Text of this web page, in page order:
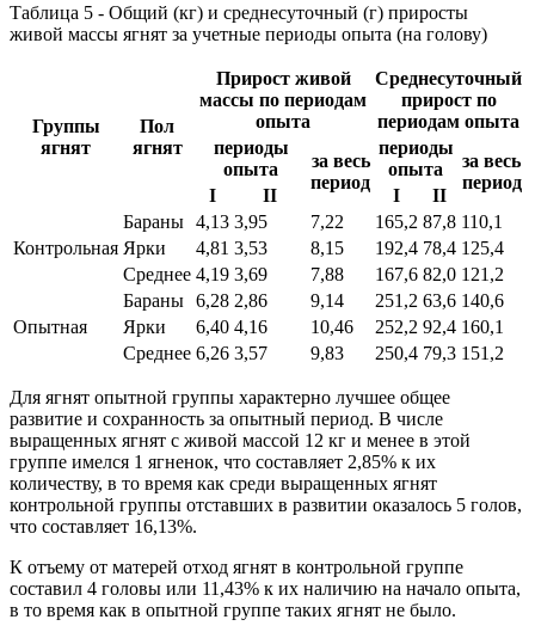
Таблица 5 - Общий (кг) и среднесуточный (г) приросты
живой массы ягнят за учетные периоды опыта (на голову)
Группы
ягнят
Пол
ягнят
Прирост живой
массы по периодам
опыта
Среднесуточный
прирост по
периодам опыта
периоды
опыта
за весь
период
периоды
опыта
за весь
период
I II I II
Контрольная
Бараны 4,13 3,95 7,22 165,2 87,8 110,1
Ярки
4,81 3,53 8,15 192,4 78,4 125,4
Среднее 4,19 3,69 7,88 167,6 82,0 121,2
Опытная
Бараны 6,28 2,86 9,14 251,2 63,6 140,6
Ярки
6,40 4,16 10,46 252,2 92,4 160,1
Среднее 6,26 3,57 9,83 250,4 79,3 151,2
Для ягнят опытной группы характерно лучшее общее
развитие и сохранность за опытный период. В числе
выращенных ягнят с живой массой 12 кг и менее в этой
группе имелся 1 ягненок, что составляет 2,85% к их
количеству, в то время как среди выращенных ягнят
контрольной группы отставших в развитии оказалось 5 голов,
что составляет 16,13%.
К отъему от матерей отход ягнят в контрольной группе
составил 4 головы или 11,43% к их наличию на начало опыта,
в то время как в опытной группе таких ягнят не было.